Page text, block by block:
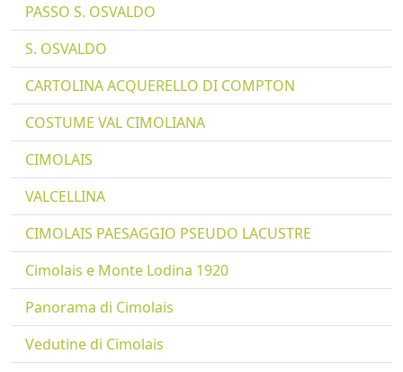
PASSO S. OSVALDO
S. OSVALDO
CARTOLINA ACQUERELLO DI COMPTON
COSTUME VAL CIMOLIANA
CIMOLAIS
VALCELLINA
CIMOLAIS PAESAGGIO PSEUDO LACUSTRE
Cimolais e Monte Lodina 1920
Panorama di Cimolais
Vedutine di Cimolais